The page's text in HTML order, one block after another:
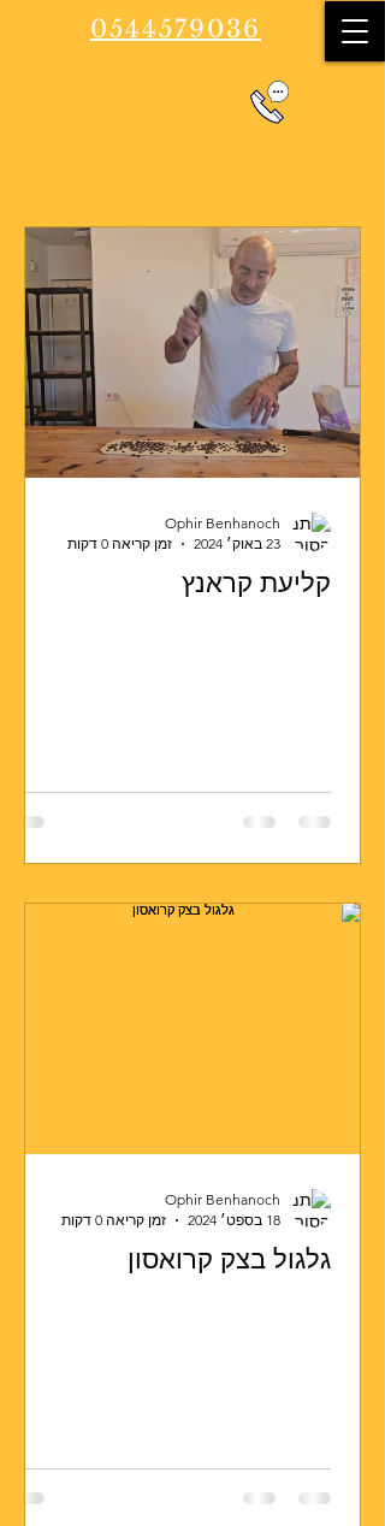
0544579036
קליעת קראנץ
Ophir Benhanoch
23 באוק׳ 2024
זמן קריאה 0 דקות
גלגול בצק קרואסון
Ophir Benhanoch
18 בספט׳ 2024
זמן קריאה 0 דקות